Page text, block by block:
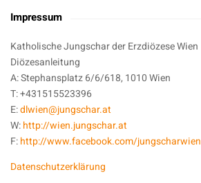
Impressum
Katholische Jungschar der Erzdiözese Wien
Diözesanleitung
A: Stephansplatz 6/6/618, 1010 Wien
T: +431515523396
E:dlwien@jungschar.at
W:http://wien.jungschar.at
F:http://www.facebook.com/jungscharwien
Datenschutzerklärung